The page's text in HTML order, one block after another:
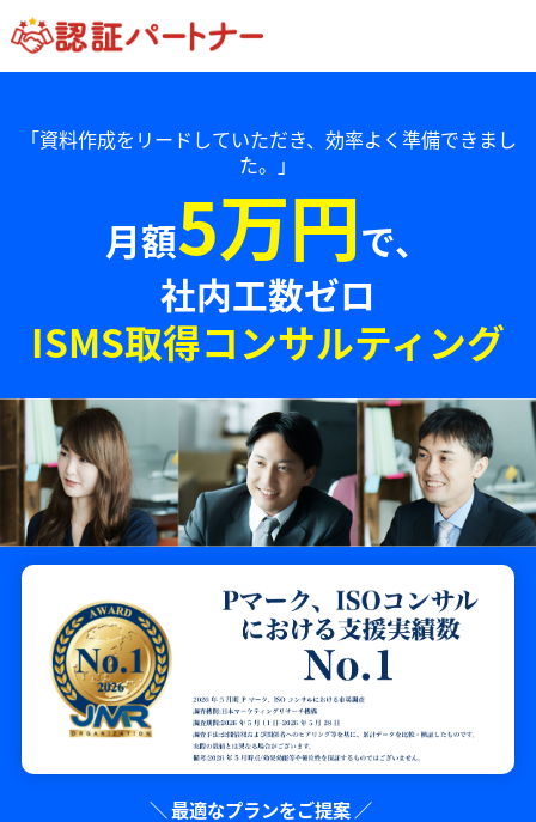
「資料作成をリードしていただき、効率よく準備できまし
た。」
月額5万円で、
社内工数ゼロ
ISMS取得コンサルティング